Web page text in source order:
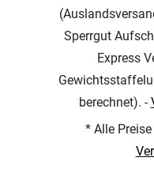
Sperrgut
Express
berechnet). -
* Alle